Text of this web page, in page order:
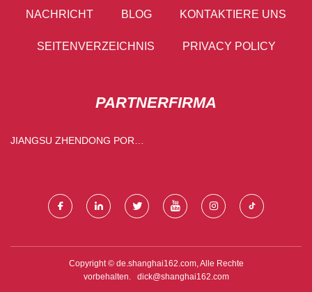
NACHRICHT BLOG KONTAKTIERE UNS
SEITENVERZEICHNIS PRIVACY POLICY
PARTNERFIRMA
JIANGSU ZHENDONG PORT
Copyright © de.shanghai162.com, Alle Rechte
vorbehalten. dick@shanghai162.com